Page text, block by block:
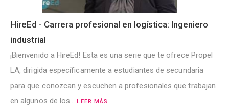
HireEd - Carrera profesional en logística: Ingeniero
industrial
¡Bienvenido a HireEd! Esta es una serie que te ofrece Propel
LA, dirigida específicamente a estudiantes de secundaria
para que conozcan y escuchen a profesionales que trabajan
en algunos de los...LEER MÁS